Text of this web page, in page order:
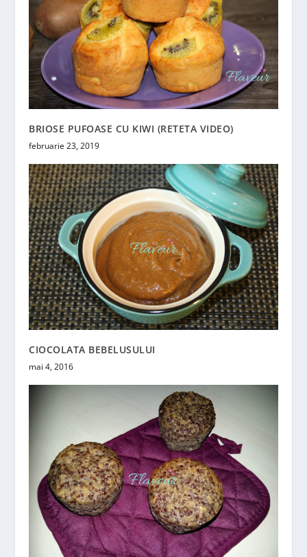
BRIOSE PUFOASE CU KIWI (RETETA VIDEO)
februarie 23, 2019
CIOCOLATA BEBELUSULUI
mai 4, 2016